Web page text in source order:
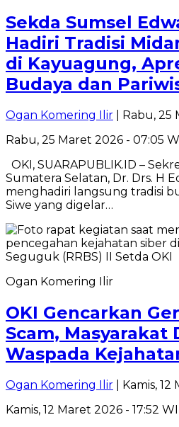
Sekda Sumsel
Hadiri Tradisi
di Kayuagung,
Budaya dan
Ogan Komering Ilir | Rabu,
Rabu, 25 Maret 2026 - 07:05
OKI, SUARAPUBLIK.ID –
Sumatera Selatan, Dr. Drs. H
menghadiri langsung tradisi
Siwe yang digelar…
Ogan Komering Ilir
OKI Gencarkan
Scam, Masyarakat
Waspada
Ogan Komering Ilir | Kamis,
Kamis, 12 Maret 2026 - 17:52